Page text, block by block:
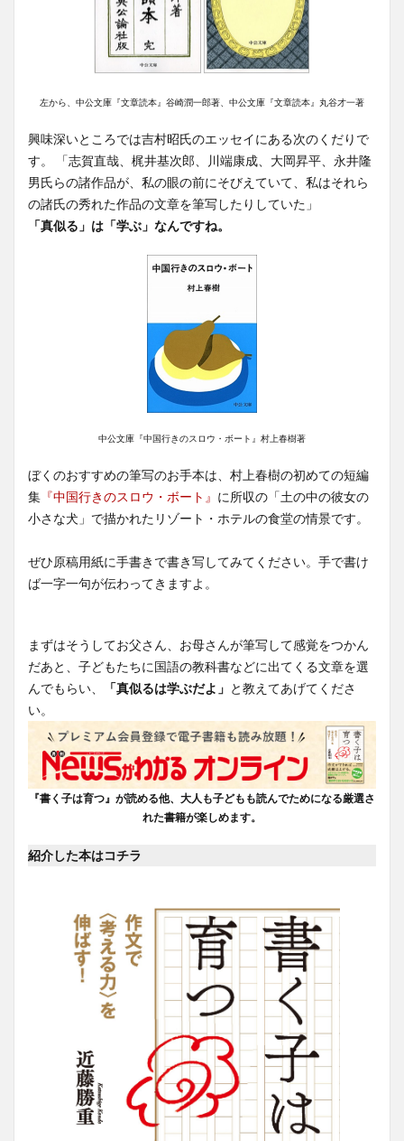
左から、中公文庫『文章読本』谷崎潤一郎著、中公文庫『文章読本』丸谷才一著
興味深いところでは吉村昭氏のエッセイにある次のくだりで
す。 「志賀直哉、梶井基次郎、川端康成、大岡昇平、永井隆
男氏らの諸作品が、私の眼の前にそびえていて、私はそれら
の諸氏の秀れた作品の文章を筆写したりしていた」
「真似る」は「学ぶ」なんですね。
中公文庫『中国行きのスロウ・ボート』村上春樹著
ぼくのおすすめの筆写のお手本は、村上春樹の初めての短編
集 『中国行きのスロウ・ボート』 に所収の「土の中の彼女の
小さな犬」で描かれたリゾート・ホテルの食堂の情景です。
ぜひ原稿用紙に手書きで書き写してみてください。手で書け
ば一字一句が伝わってきますよ。
まずはそうしてお父さん、お母さんが筆写して感覚をつかん
だあと、子どもたちに国語の教科書などに出てくる文章を選
んでもらい、
「真似るは学ぶだよ」 と教えてあげてくださ
い。
『書く子は育つ』が読める他、大人も子どもも読んでためになる厳選さ
れた書籍が楽しめます。
紹介した本はコチラ